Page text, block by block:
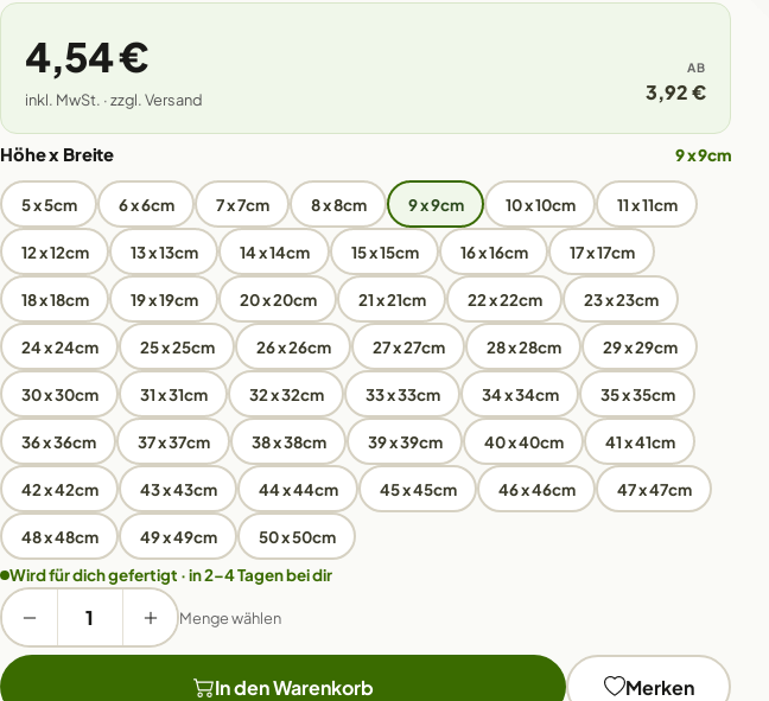
4,54 €
inkl. MwSt. · zzgl. Versand
AB
3,92 €
Höhe x Breite 9 x 9cm
5 x 5cm 6 x 6cm 7 x 7cm 8 x 8cm 9 x 9cm 10 x 10cm 11 x 11cm
12 x 12cm 13 x 13cm 14 x 14cm 15 x 15cm 16 x 16cm 17 x 17cm
18 x 18cm 19 x 19cm 20 x 20cm 21 x 21cm 22 x 22cm 23 x 23cm
24 x 24cm 25 x 25cm 26 x 26cm 27 x 27cm 28 x 28cm 29 x 29cm
30 x 30cm 31 x 31cm 32 x 32cm 33 x 33cm 34 x 34cm 35 x 35cm
36 x 36cm 37 x 37cm 38 x 38cm 39 x 39cm 40 x 40cm 41 x 41cm
42 x 42cm 43 x 43cm 44 x 44cm 45 x 45cm 46 x 46cm 47 x 47cm
48 x 48cm 49 x 49cm
50 x 50cm
Wird für dich gefertigt · in 2–4 Tagen bei dir
Menge wählen
In den Warenkorb Merken